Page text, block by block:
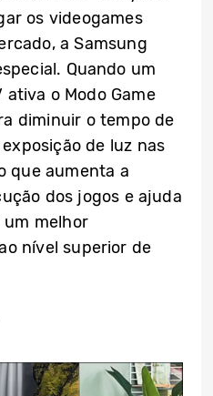
os videogames
a Samsung
Quando um
ativa o Modo Game
diminuir o tempo de
de luz nas
que aumenta a
dos jogos e ajuda
um melhor
nível superior de